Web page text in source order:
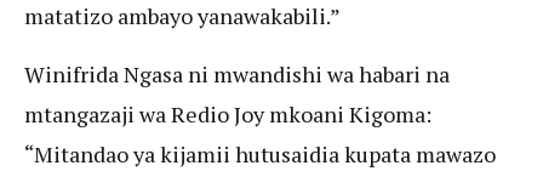
matatizo ambayo yanawakabili.”
Winifrida Ngasa ni mwandishi wa habari na
mtangazaji wa Redio Joy mkoani Kigoma:
“Mitandao ya kijamii hutusaidia kupata mawazo